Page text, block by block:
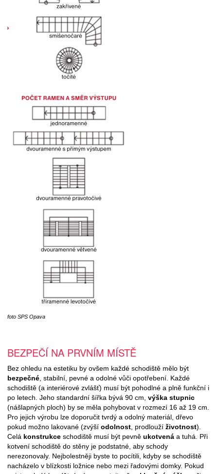
foto SPS Opava
BEZPEČÍ NA PRVNÍM MÍSTĚ
Bez ohledu na estetiku by ovšem každé schodiště mělo být
bezpečné , stabilní, pevné a odolné vůči opotřebení. Každé
schodiště (a interiérové zvlášť) musí být pohodlné a plně funkční i
po letech. Jeho standardní šířka bývá 90 cm, výška stupnic
(nášlapných ploch) by se měla pohybovat v rozmezí 16 až 19 cm.
Pro jejich výrobu lze doporučit tvrdý a odolný materiál, dřevo
pokud možno lakované (zvýší odolnost , prodlouží životnost).
Celá konstrukce schodiště musí být pevně ukotvená a tuhá. Při
kotvení schodiště do stěny je podstatné, aby schody
nerezonovaly. Nejbolestněji byste to pocítili, kdyby se schodiště
nacházelo v blízkosti ložnice nebo mezi řadovými domky. Pokud